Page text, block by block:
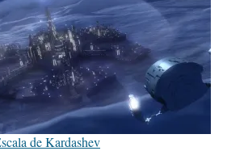
de Kardashev